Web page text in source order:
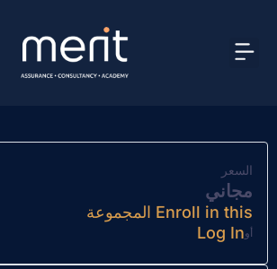
السعر
مجاني
Enroll in this المجموعة
أوLog In